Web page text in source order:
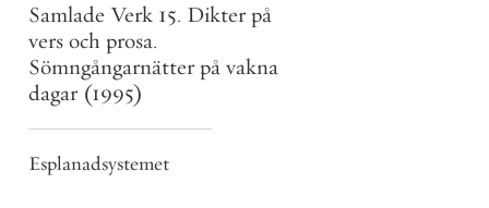
Samlade Verk 15. Dikter på
vers och prosa.
Sömngångarnätter på vakna
dagar (1995)
Esplanadsystemet